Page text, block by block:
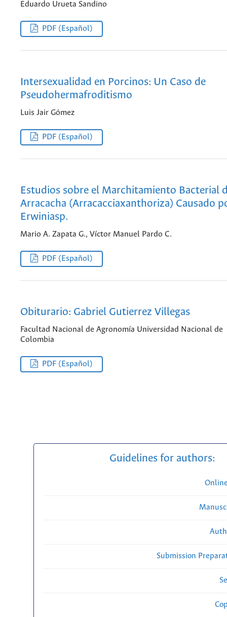
Eduardo Urueta Sandino
PDF (Español)
Intersexualidad en Porcinos: Un Caso de
Pseudohermafroditismo
Luis Jair Gómez
PDF (Español)
Estudios sobre el Marchitamiento Bacterial
Arracacha (Arracacciaxanthoriza) Causado
Erwiniasp.
Mario A. Zapata G., Víctor Manuel Pardo C.
PDF (Español)
Obiturario: Gabriel Gutierrez Villegas
Facultad Nacional de Agronomía Universidad Nacional de
Colombia
PDF (Español)
Guidelines for authors:
Submission